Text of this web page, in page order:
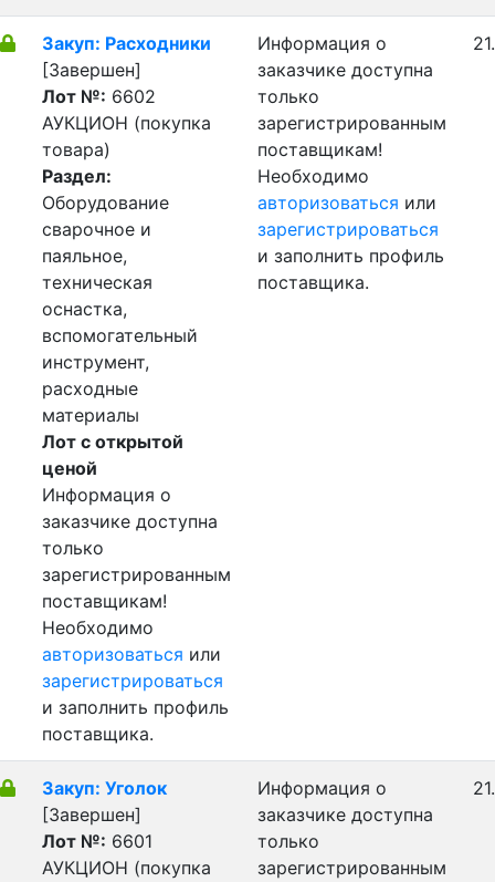
Закуп: Расходники
[Завершен]
Лот №: 6602
АУКЦИОН (покупка
товара)
Раздел:
Оборудование
сварочное и
паяльное,
техническая
оснастка,
вспомогательный
инструмент,
расходные
материалы
Лот с открытой
ценой
Информация о
заказчике доступна
только
зарегистрированным
поставщикам!
Необходимо
авторизоваться или
зарегистрироваться
и заполнить профиль
поставщика.
Информация о
заказчике доступна
только
зарегистрированным
поставщикам!
Необходимо
авторизоваться или
зарегистрироваться
и заполнить профиль
поставщика.
Закуп: Уголок
[Завершен]
Лот №: 6601
АУКЦИОН (покупка
Информация о
заказчике доступна
только
зарегистрированным